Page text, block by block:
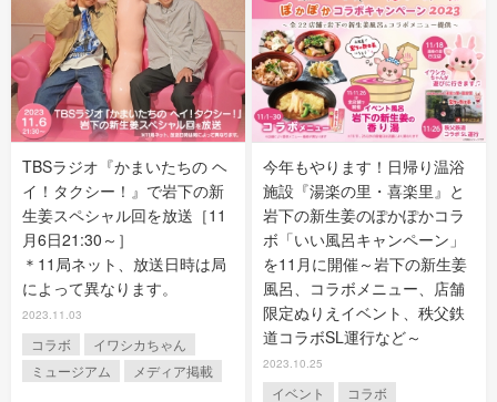
TBSラジオ『かまいたちの ヘ
イ！タクシー！』で岩下の新
生姜スペシャル回を放送［11
月6日21:30～］
＊11局ネット、放送日時は局
によって異なります。
2023.11.03
コラボ
イワシカちゃん
ミュージアム
メディア掲載
今年もやります！日帰り温浴
施設『湯楽の里・喜楽里』と
岩下の新生姜のぽかぽかコラ
ボ「いい風呂キャンペーン」
を11月に開催～岩下の新生姜
風呂、コラボメニュー、店舗
限定ぬりえイベント、秩父鉄
道コラボSL運行など～
2023.10.25
イベント
コラボ